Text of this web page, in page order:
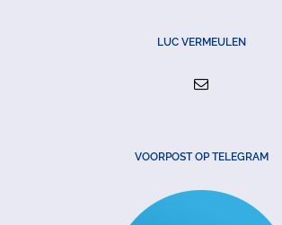
LUC VERMEULEN
VOORPOST OP TELEGRAM